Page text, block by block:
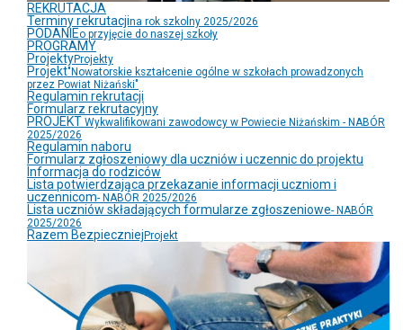
REKRUTACJA
Terminy rekrutacjina rok szkolny 2025/2026
PODANIEo przyjęcie do naszej szkoły
PROGRAMY
ProjektyProjekty
Projekt"Nowatorskie kształcenie ogólne w szkołach prowadzonych
przez Powiat Niżański"
Regulamin rekrutacji
Formularz rekrutacyjny
PROJEKT Wykwalifikowani zawodowcy w Powiecie Niżańskim - NABÓR
2025/2026
Regulamin naboru
Formularz zgłoszeniowy dla uczniów i uczennic do projektu
Informacja do rodziców
Lista potwierdzająca przekazanie informacji uczniom i
uczennicom- NABÓR 2025/2026
Lista uczniów składających formularze zgłoszeniowe- NABÓR
2025/2026
Razem Bezpieczniej Projekt